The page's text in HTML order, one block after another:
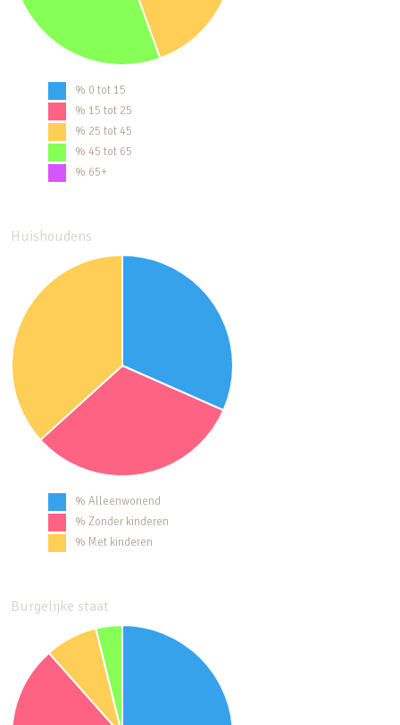
% 0 tot 15
% 15 tot 25
% 25 tot 45
% 45 tot 65
% 65+
Huishoudens
% Alleenwonend
% Zonder kinderen
% Met kinderen
Burgelijke staat